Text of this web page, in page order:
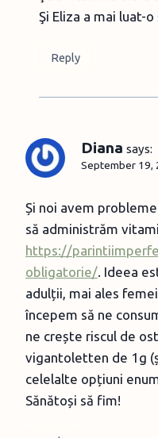
Şi Eliza a mai luat-
Reply
Diana says:
September 19,
Și noi avem
să administrăm
https://
obligatorie/. Ideea
adulții, mai ales
începem să ne
ne crește riscul de
vigantoletten de 1g
celelalte opțiuni
Sănătoși să fim!